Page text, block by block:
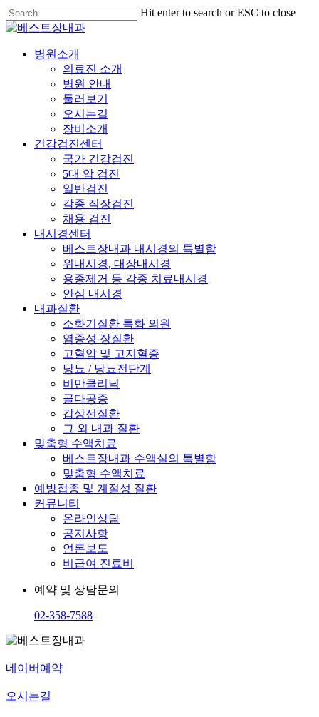
Skip
to
main
content
Hit enter to search or ESC to close
Close
Menu
병원소개
의료진 소개
병원 안내
둘러보기
오시는길
장비소개
건강검진센터
국가 건강검진
5대 암 검진
일반검진
각종 직장검진
채용 검진
내시경센터
베스트장내과 내시경의 특별함
위내시경, 대장내시경
용종제거 등 각종 치료내시경
안심 내시경
내과질환
소화기질환 특화 의원
염증성 장질환
고혈압 및 고지혈증
당뇨 / 당뇨전단계
비만클리닉
골다공증
갑상선질환
그 외 내과 질환
맞춤형 수액치료
베스트장내과 수액실의 특별함
맞춤형 수액치료
예방접종 및 계절성 질환
커뮤니티
온라인상담
공지사항
언론보도
비급여 진료비
예약 및 상담문의
02-358-7588
네이버예약
오시는길